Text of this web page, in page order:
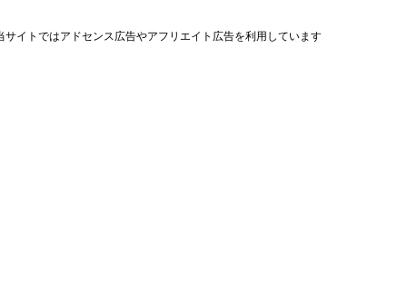
サイトではアドセンス広告やアフリエイト広告を利用しています